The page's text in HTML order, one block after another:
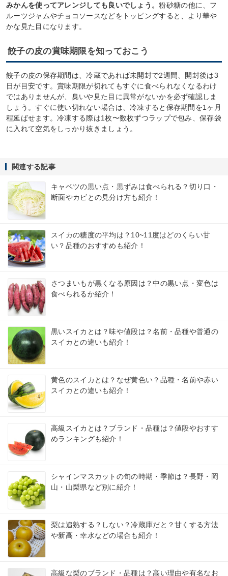
みかんを使ってアレンジしても良いでしょう。粉砂糖の他に、フ
ルーツジャムやチョコソースなどをトッピングすると、より華や
かな見た目になります。
餃子の皮の賞味期限を知っておこう
餃子の皮の保存期間は、冷蔵であれば未開封で2週間、開封後は3
日が目安です。賞味期限が切れてもすぐに食べられなくなるわけ
ではありませんが、臭いや見た目に異常がないかを必ず確認しま
しょう。すぐに使い切れない場合は、冷凍すると保存期間を1ヶ月
程延ばせます。冷凍する際は1枚〜数枚ずつラップで包み、保存袋
に入れて空気をしっかり抜きましょう。
関連する記事
キャベツの黒い点・黒ずみは食べられる？切り口・
断面やカビとの見分け方も紹介！
スイカの糖度の平均は？10~11度はどのくらい甘
い？品種のおすすめも紹介！
さつまいもが黒くなる原因は？中の黒い点・変色は
食べられるか紹介！
黒いスイカとは？味や値段は？名前・品種や普通の
スイカとの違いも紹介！
黄色のスイカとは？なぜ黄色い？品種・名前や赤い
スイカとの違いも紹介！
高級スイカとは？ブランド・品種は？値段やおすす
めランキングも紹介！
シャインマスカットの旬の時期・季節は？長野・岡
山・山梨県など別に紹介！
梨は追熟する？しない？冷蔵庫だと？甘くする方法
や新高・幸水などの場合も紹介！
高級な梨のブランド・品種は？高い理由や有名なお